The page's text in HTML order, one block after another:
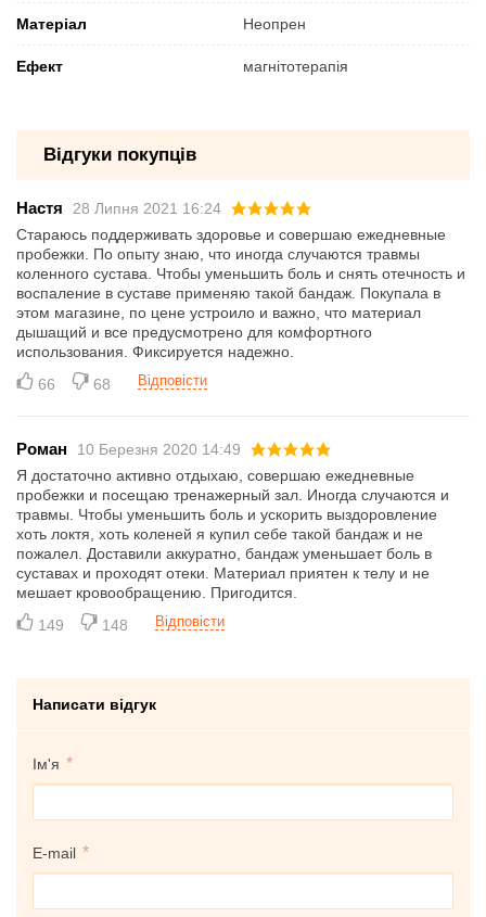
Матеріал Неопрен
Ефект магнітотерапія
Відгуки покупців
Настя
28 Липня 2021 16:24
Стараюсь поддерживать здоровье и совершаю ежедневные
пробежки. По опыту знаю, что иногда случаются травмы
коленного сустава. Чтобы уменьшить боль и снять отечность и
воспаление в суставе применяю такой бандаж. Покупала в
этом магазине, по цене устроило и важно, что материал
дышащий и все предусмотрено для комфортного
использования. Фиксируется надежно.
66
68 Відповісти
Роман
10 Березня 2020 14:49
Я достаточно активно отдыхаю, совершаю ежедневные
пробежки и посещаю тренажерный зал. Иногда случаются и
травмы. Чтобы уменьшить боль и ускорить выздоровление
хоть локтя, хоть коленей я купил себе такой бандаж и не
пожалел. Доставили аккуратно, бандаж уменьшает боль в
суставах и проходят отеки. Материал приятен к телу и не
мешает кровообращению. Пригодится.
149
148 Відповісти
Написати відгук
Ім'я
E-mail